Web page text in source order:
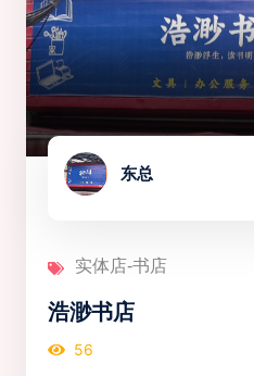
东总
实体店-书店
浩渺书店
56